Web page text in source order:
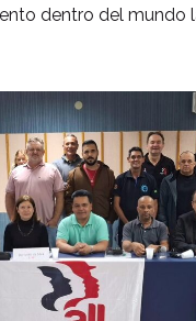
dentro del mundo